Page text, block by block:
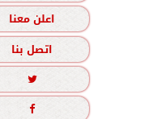
اعلن معنا
اتصل بنا

